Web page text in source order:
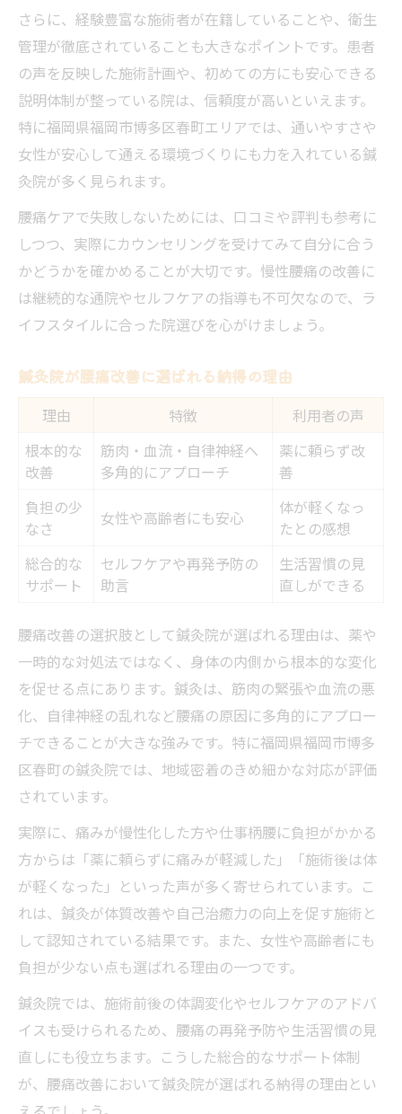
さらに、経験豊富な施術者が在籍していることや、衛生
管理が徹底されていることも大きなポイントです。患者
の声を反映した施術計画や、初めての方にも安心できる
説明体制が整っている院は、信頼度が高いといえます。
特に福岡県福岡市博多区春町エリアでは、通いやすさや
女性が安心して通える環境づくりにも力を入れている鍼
灸院が多く見られます。
腰痛ケアで失敗しないためには、口コミや評判も参考に
しつつ、実際にカウンセリングを受けてみて自分に合う
かどうかを確かめることが大切です。慢性腰痛の改善に
は継続的な通院やセルフケアの指導も不可欠なので、ラ
イフスタイルに合った院選びを心がけましょう。
鍼灸院が腰痛改善に選ばれる納得の理由
理由 特徴
利用者の声
根本的な
改善
筋肉・血流・自律神経へ
多角的にアプローチ
薬に頼らず改
善
負担の少
なさ
女性や高齢者にも安心
体が軽くなっ
たとの感想
総合的な
サポート
セルフケアや再発予防の
助言
生活習慣の見
直しができる
腰痛改善の選択肢として鍼灸院が選ばれる理由は、薬や
一時的な対処法ではなく、身体の内側から根本的な変化
を促せる点にあります。鍼灸は、筋肉の緊張や血流の悪
化、自律神経の乱れなど腰痛の原因に多角的にアプロー
チできることが大きな強みです。特に福岡県福岡市博多
区春町の鍼灸院では、地域密着のきめ細かな対応が評価
されています。
実際に、痛みが慢性化した方や仕事柄腰に負担がかかる
方からは「薬に頼らずに痛みが軽減した」「施術後は体
が軽くなった」といった声が多く寄せられています。こ
れは、鍼灸が体質改善や自己治癒力の向上を促す施術と
して認知されている結果です。また、女性や高齢者にも
負担が少ない点も選ばれる理由の一つです。
鍼灸院では、施術前後の体調変化やセルフケアのアドバ
イスも受けられるため、腰痛の再発予防や生活習慣の見
直しにも役立ちます。こうした総合的なサポート体制
が、腰痛改善において鍼灸院が選ばれる納得の理由とい